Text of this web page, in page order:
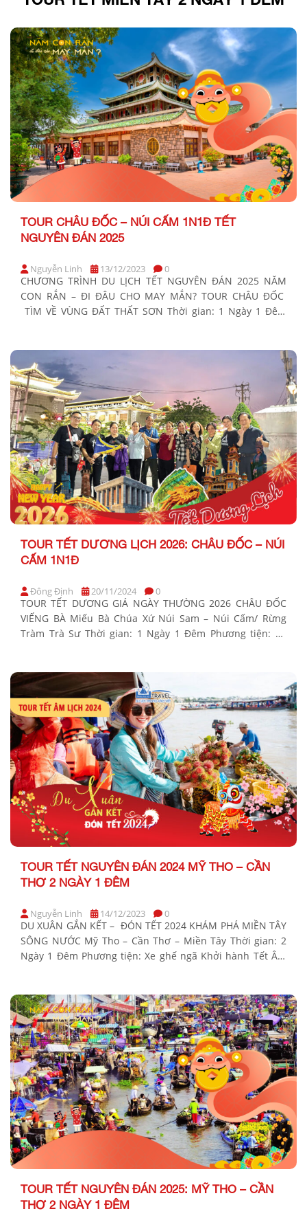
TOUR CHÂU ĐỐC – NÚI CẤM 1N1Đ TẾT
NGUYÊN ĐÁN 2025
Nguyễn Linh 13/12/2023 0
CHƯƠNG TRÌNH DU LỊCH TẾT NGUYÊN ĐÁN 2025 NĂM
CON RẮN – ĐI ĐÂU CHO MAY MẮN? TOUR CHÂU ĐỐC
TÌM VỀ VÙNG ĐẤT THẤT SƠN Thời gian: 1 Ngày 1 Đêm
TOUR TẾT DƯƠNG LỊCH 2026: CHÂU ĐỐC – NÚI
CẤM 1N1Đ
Đông Định 20/11/2024 0
TOUR TẾT DƯƠNG GIÁ NGÀY THƯỜNG 2026 CHÂU ĐỐC
VIẾNG BÀ Miếu Bà Chúa Xứ Núi Sam – Núi Cấm/ Rừng
Tràm Trà Sư Thời gian: 1 Ngày 1 Đêm Phương tiện: Xe
KHÁCH HÀNG GIÁ TOUR […]
TOUR TẾT NGUYÊN ĐÁN 2024 MỸ THO – CẦN
THƠ 2 NGÀY 1 ĐÊM
Nguyễn Linh 14/12/2023 0
DU XUÂN GẮN KẾT – ĐÓN TẾT 2024 KHÁM PHÁ MIỀN TÂY
SÔNG NƯỚC Mỹ Tho – Cần Thơ – Miền Tây Thời gian: 2
Ngày 1 Đêm Phương tiện: Xe ghế ngã Khởi hành Tết Âm
TOUR TẾT NGUYÊN ĐÁN 2025: MỸ THO – CẦN
THƠ 2 NGÀY 1 ĐÊM